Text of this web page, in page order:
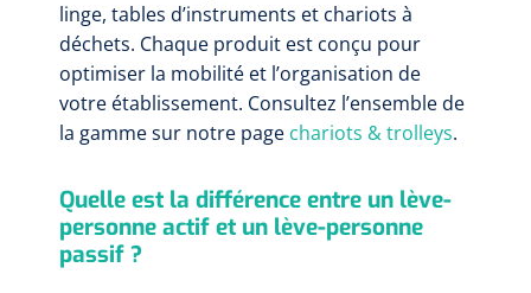
linge, tables d’instruments et chariots à
déchets. Chaque produit est conçu pour
optimiser la mobilité et l’organisation de
votre établissement. Consultez l’ensemble de
la gamme sur notre page chariots & trolleys.
Quelle est la différence entre un lève-
personne actif et un lève-personne
passif ?